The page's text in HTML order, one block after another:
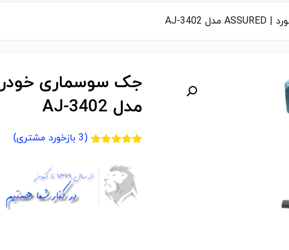
مدل AJ-3402
5.00
در
امتیازدهی
مشتری
(
3 بازخورد مشتری)